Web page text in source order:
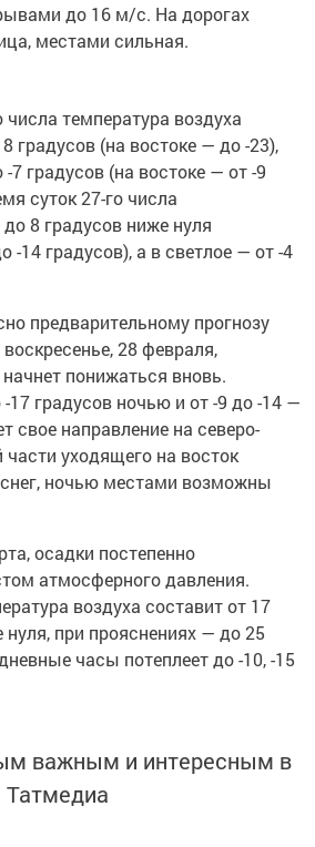
до 16 м/с. На дорогах
местами сильная.
температура воздуха
градусов (на востоке — до -23),
7 градусов (на востоке — от -9
суток 27-го числа
до 8 градусов ниже нуля
-14 градусов), а в светлое — от -4
предварительному прогнозу
28 февраля,
понижаться вновь.
17 градусов ночью и от -9 до -14 —
свое направление на северо-
уходящего на восток
ночью местами возможны
осадки постепенно
атмосферного давления.
воздуха составит от 17
при прояснениях — до 25
часы потеплеет до -10, -15
важным и интересным в
Татмедиа